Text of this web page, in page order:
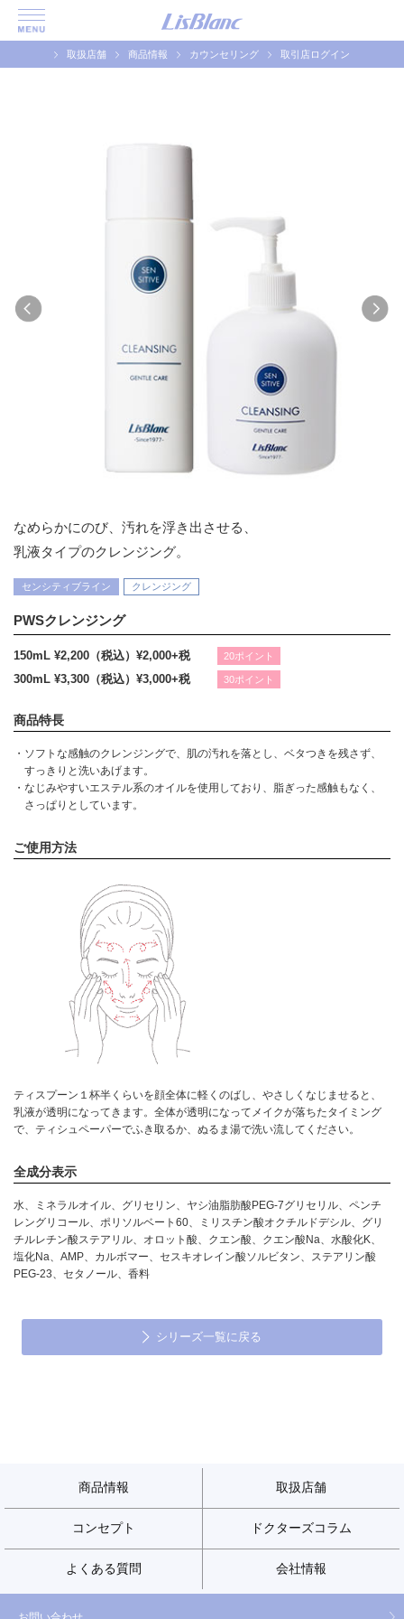
取扱店舗 商品情報 カウンセリング 取引店ログイン
なめらかにのび、汚れを浮き出させる、
乳液タイプのクレンジング。
センシティブライン クレンジング
PWSクレンジング
150mL ¥2,200（税込） ¥2,000+税 20ポイント
300mL ¥3,300（税込） ¥3,000+税 30ポイント
商品特長
・ソフトな感触のクレンジングで、肌の汚れを落とし、ベタつきを残さず、
すっきりと洗いあげます。
・なじみやすいエステル系のオイルを使用しており、脂ぎった感触もなく、
さっぱりとしています。
ご使用方法
ティスプーン１杯半くらいを顔全体に軽くのばし、やさしくなじませると、
乳液が透明になってきます。全体が透明になってメイクが落ちたタイミング
で、ティシュペーパーでふき取るか、ぬるま湯で洗い流してください。
全成分表示
水、ミネラルオイル、グリセリン、ヤシ油脂肪酸PEG-7グリセリル、ペンチ
レングリコール、ポリソルベート60、ミリスチン酸オクチルドデシル、グリ
チルレチン酸ステアリル、オロット酸、クエン酸、クエン酸Na、水酸化K、
塩化Na、AMP、カルボマー、セスキオレイン酸ソルビタン、ステアリン酸
PEG-23、セタノール、香料
シリーズ一覧に戻る
商品情報 取扱店舗
コンセプト ドクターズコラム
よくある質問 会社情報